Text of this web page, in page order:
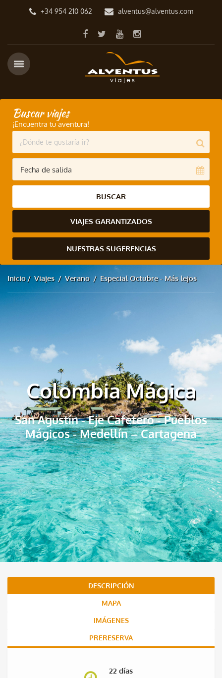
+34 954 210 062 alventus@alventus.com
Buscar viajes
¡Encuentra tu aventura!
BUSCAR
VIAJES GARANTIZADOS
NUESTRAS SUGERENCIAS
Inicio Viajes Verano Especial Octubre - Más lejos
Colombia Mágica
San Agustín - Eje Cafetero - Pueblos
Mágicos - Medellín – Cartagena
DESCRIPCIÓN
MAPA
IMÁGENES
PRERESERVA
22 días